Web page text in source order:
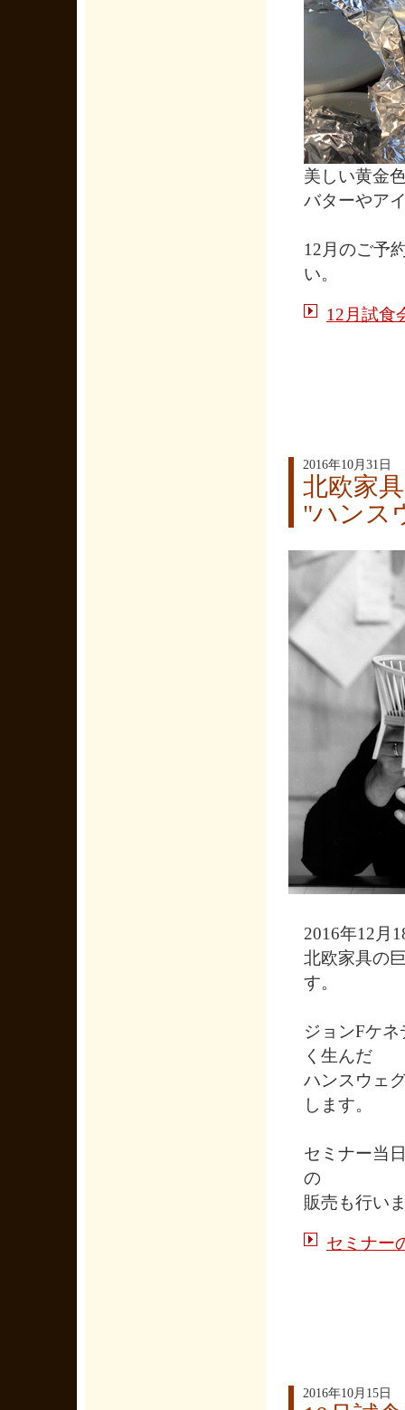
美しい黄金
バターやア
12月のご予
い。
12月試食
2016年10月31日
北欧家
"ハンス
2016年12月
北欧家具の
す。
ジョンFケ
く生んだ
ハンスウェ
します。
セミナー当
の
販売も行い
セミナー
2016年10月15日